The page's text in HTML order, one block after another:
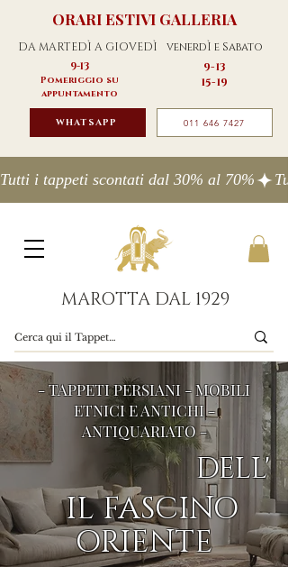
ORARI ESTIVI GALLERIA
DA MARTEDÌ A GIOVEDÌ venerdÌ e Sabato
9-13
Pomeriggio su
appuntamento
9-13
15-19
WHATSAPP 011 646 7427
Tutti i tappeti scontati dal 30% al 70%
MAROTTA DAL 1929
- TAPPETI PERSIANI - MOBILI
ETNICI E ANTICHI -
ANTIQUARIATO -
DELL'
IL FASCINO
ORIENTE